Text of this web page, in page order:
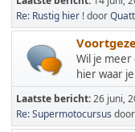
Re: Rustig hier !door
Wil je
hier waar
Laatste bericht:26 juni,
Re: Supermotocursus door